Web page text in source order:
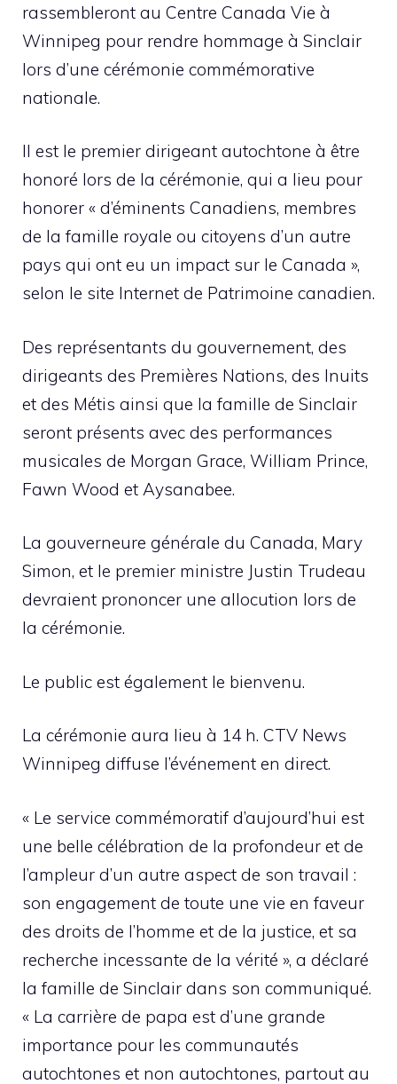
rassembleront au Centre Canada Vie à
Winnipeg pour rendre hommage à Sinclair
lors d’une cérémonie commémorative
nationale.
Il est le premier dirigeant autochtone à être
honoré lors de la cérémonie, qui a lieu pour
honorer « d’éminents Canadiens, membres
de la famille royale ou citoyens d’un autre
pays qui ont eu un impact sur le Canada »,
selon le site Internet de Patrimoine canadien.
Des représentants du gouvernement, des
dirigeants des Premières Nations, des Inuits
et des Métis ainsi que la famille de Sinclair
seront présents avec des performances
musicales de Morgan Grace, William Prince,
Fawn Wood et Aysanabee.
La gouverneure générale du Canada, Mary
Simon, et le premier ministre Justin Trudeau
devraient prononcer une allocution lors de
la cérémonie.
Le public est également le bienvenu.
La cérémonie aura lieu à 14 h. CTV News
Winnipeg diffuse l’événement en direct.
« Le service commémoratif d’aujourd’hui est
une belle célébration de la profondeur et de
l’ampleur d’un autre aspect de son travail :
son engagement de toute une vie en faveur
des droits de l’homme et de la justice, et sa
recherche incessante de la vérité », a déclaré
la famille de Sinclair dans son communiqué.
« La carrière de papa est d’une grande
importance pour les communautés
autochtones et non autochtones, partout au